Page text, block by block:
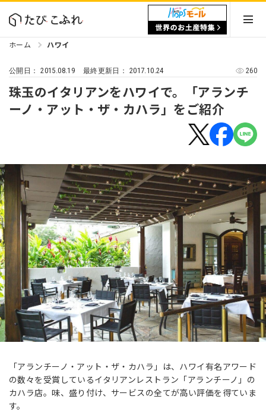
ホーム ハワイ
公開日：2015.08.19 最終更新日： 2017.10.24 260
珠玉のイタリアンをハワイで。「アランチ
ーノ・アット・ザ・カハラ」をご紹介
「アランチーノ・アット・ザ・カハラ」は、ハワイ有名アワード
の数々を受賞しているイタリアンレストラン「アランチーノ」の
カハラ店。味、盛り付け、サービスの全てが高い評価を得ていま
す。